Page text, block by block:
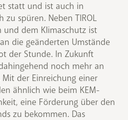
statt und ist auch in
zu spüren. Neben TIROL
und dem Klimaschutz ist
die geänderten Umstände
der Stunde. In Zukunft
noch mehr an
der Einreichung einer
ähnlich wie beim KEM-
eine Förderung über den
zu bekommen. Das